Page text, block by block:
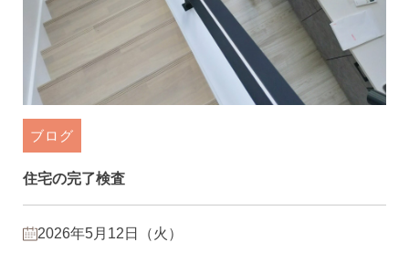
ブログ
住宅の完了検査
2026年5月12日（火）